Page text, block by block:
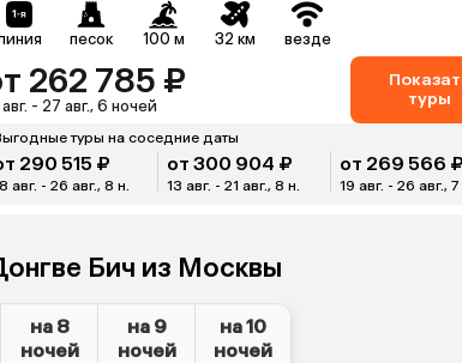
песок 100 м 32 км везде
262 785 ₽
авг. - 27 авг., 6 ночей
туры
туры на соседние даты
290 515 ₽
авг. - 26 авг., 8 н.
от 300 904 ₽
13 авг. - 21 авг., 8 н.
от 269 566 ₽
19 авг. - 26 авг., 7
Бич из Москвы
на 8
ночей
на 9
ночей
на 10
ночей